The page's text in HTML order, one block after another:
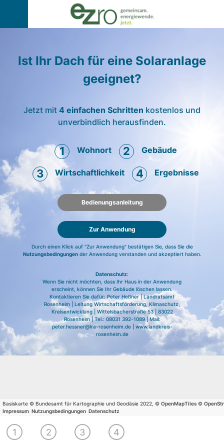
Ist Ihr Dach für eine Solaranlage
geeignet?
Jetzt mit 4 einfachen Schritten kostenlos und
unverbindlich herausfinden.
1 Wohnort 2 Gebäude
3 Wirtschaftlichkeit 4 Ergebnisse
Bedienungsanleitung
Zur Anwendung
Durch einen Klick auf "Zur Anwendung" bestätigen Sie, dass Sie die
Nutzungsbedingungender Anwendung verstanden und akzeptiert haben.
Datenschutz:
Wenn Sie nicht möchten, dass Ihr Haus in der Anwendung
erscheint, können Sie Ihr Gebäude löschen lassen.
Kontaktieren Sie dafür: Peter Heßner | Landratsamt
Rosenheim | Leitung Wirtschaftsförderung, Klimaschutz,
Kreisentwicklung | Wittelsbacherstraße 53 | 83022
Rosenheim | Tel.: 08031 392-1089 | Mail:
peter.hessner@lra-rosenheim.de | www.landkreis-
rosenheim.de
Basiskarte © Bundesamt für Kartographie und Geodäsie 2022, © OpenMapTiles ©
Impressum Nutzungsbedingungen Datenschutz
1
Ihren 2
Wählen
Sie Ihr
Gebäude
3
Wirtschaftlichkeit
berechnen
4